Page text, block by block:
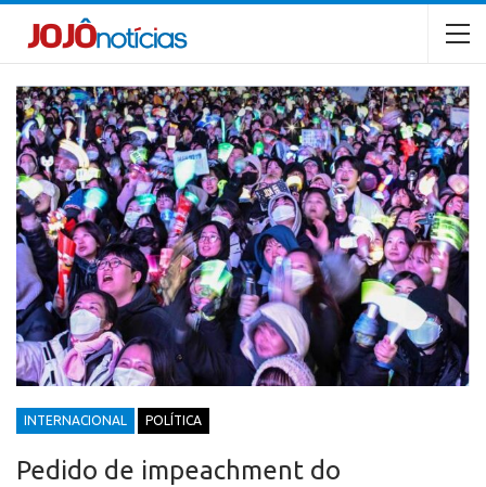
INTERNACIONAL POLÍTICA
Pedido de impeachment do